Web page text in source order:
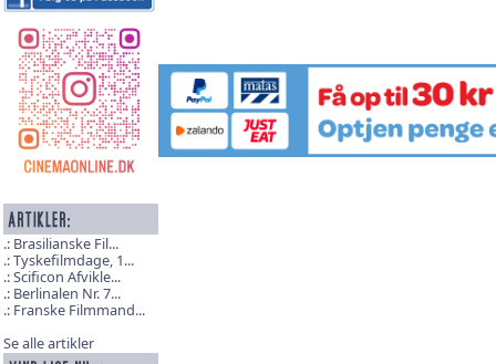
Brasilianske Fil...
Tyskefilmdage, 1...
Scificon Afvikle...
Berlinalen Nr. 7...
Franske Filmmand...
Se alle artikler